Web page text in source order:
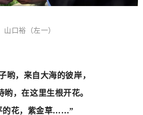
山口裕（左一）
哟，来自大海的彼岸，
哟，在这里生根开花。
的花，紫金草……”